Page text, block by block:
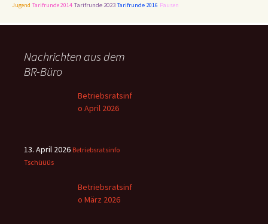
Jugend Tarifrunde 2014 Tarifrunde 2023 Tarifrunde 2016 Pausen
Nachrichten aus dem
BR-Büro
Betriebsratsinf
o April 2026
13. April 2026 Betriebsratsinfo
Tschüüüs
Betriebsratsinf
o März 2026